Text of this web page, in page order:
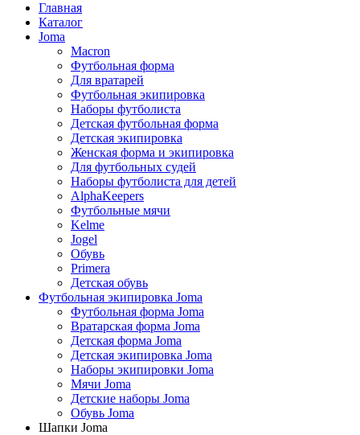
Главная
Каталог
Joma
Macron
Футбольная форма
Для вратарей
Футбольная экипировка
Наборы футболиста
Детская футбольная форма
Детская экипировка
Женская форма и экипировка
Для футбольных судей
Наборы футболиста для детей
AlphaKeepers
Футбольные мячи
Kelme
Jogel
Обувь
Primera
Детская обувь
Футбольная экипировка Joma
Футбольная форма Joma
Вратарская форма Joma
Детская форма Joma
Детская экипировка Joma
Наборы экипировки Joma
Мячи Joma
Детские наборы Joma
Обувь Joma
Шапки Joma